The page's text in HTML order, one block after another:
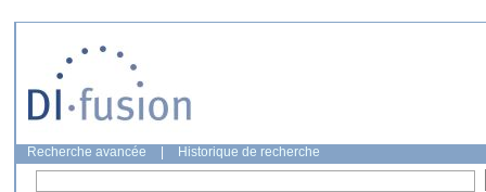
Recherche avancée Historique de recherche